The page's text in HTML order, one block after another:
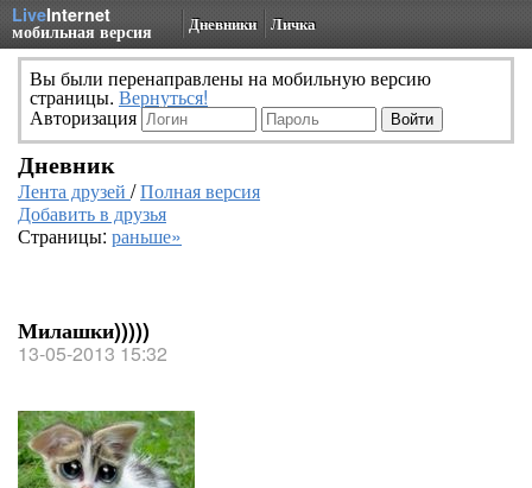
LiveInternet
мобильная версия Дневники Личка
Вы были перенаправлены на мобильную версию
страницы. Вернуться!
Авторизация
Дневник
Лента друзей /Полная версия
Добавить в друзья
Страницы: раньше»
Милашки)))))
13-05-2013 15:32